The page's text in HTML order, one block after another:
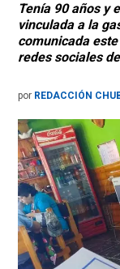
Tenía 90 años y
vinculada a la
comunicada
redes sociales
por REDACCIÓN